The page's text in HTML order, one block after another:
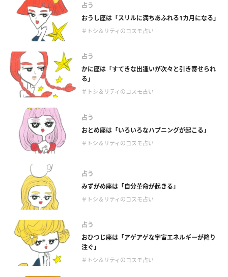
占う
おうし座は「スリルに満ちあふれる1カ月になる」
＃トシ＆リティのコスモ占い
占う
かに座は「すてきな出逢いが次々と引き寄せられ
る」
＃トシ＆リティのコスモ占い
占う
おとめ座は「いろいろなハプニングが起こる」
＃トシ＆リティのコスモ占い
占う
みずがめ座は「自分革命が起きる」
＃トシ＆リティのコスモ占い
占う
おひつじ座は「アゲアゲな宇宙エネルギーが降り
注ぐ」
＃トシ＆リティのコスモ占い